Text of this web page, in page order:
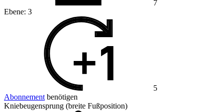
7
Ebene: 3
5
Abonnement benötigen
Kniebeugensprung (breite Fußposition)